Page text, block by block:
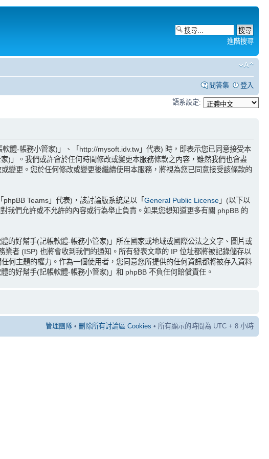
進階搜尋
問答集 登入
語系設定:
體-帳務小管家)」、「http://mysoft.idv.tw」代表) 時，即表示您已同意接受本
)」。我們或許會於任何時間修改或變更本服務條款之內容，雖然我們也會盡
變更。您於任何修改或變更後繼續使用本服務，將視為您已同意接受該條款的
Teams」代表)，該討論版系統是以「General Public License 」(以下以
我們允許或不允許的內容或行為舉止負責。如果您想知道更多有關 phpBB 的
的好幫手(記帳軟體-帳務小管家)」所在國家或地域或國際公法之文字、圖片或
者 (ISP) 也將會收到我們的通知。所有發表文章的 IP 位址都將被記錄儲存以
何主題的權力。作為一個使用者，您同意您所提供的任何資訊都將被存入資料
的好幫手(記帳軟體-帳務小管家)」和 phpBB 不負任何賠償責任。
管理團隊 • 刪除所有討論區 Cookies • 所有顯示的時間為 UTC + 8 小時